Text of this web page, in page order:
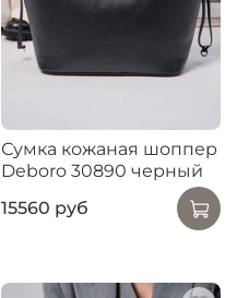
Сумка кожаная шоппер
Deboro 30890 черный
15560 руб